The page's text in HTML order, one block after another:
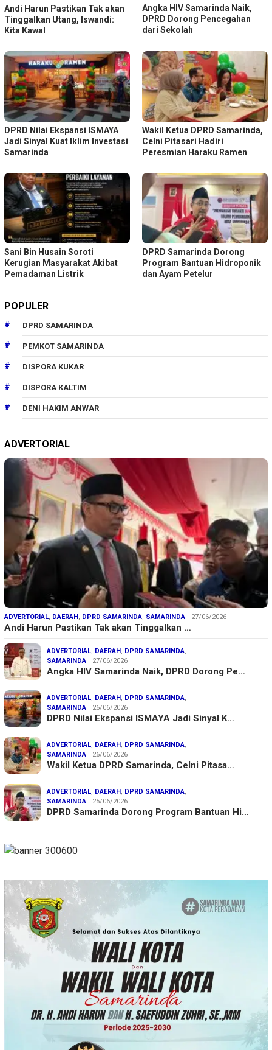
Andi Harun Pastikan Tak akan
Tinggalkan Utang, Iswandi:
Kita Kawal
Angka HIV Samarinda Naik,
DPRD Dorong Pencegahan
dari Sekolah
DPRD Nilai Ekspansi ISMAYA
Jadi Sinyal Kuat Iklim Investasi
Samarinda
Wakil Ketua DPRD Samarinda,
Celni Pitasari Hadiri
Peresmian Haraku Ramen
Sani Bin Husain Soroti
Kerugian Masyarakat Akibat
Pemadaman Listrik
DPRD Samarinda Dorong
Program Bantuan Hidroponik
dan Ayam Petelur
POPULER
DPRD SAMARINDA
PEMKOT SAMARINDA
DISPORA KUKAR
DISPORA KALTIM
DENI HAKIM ANWAR
ADVERTORIAL
ADVERTORIAL, DAERAH, DPRD SAMARINDA, SAMARINDA 27/06/2026
Andi Harun Pastikan Tak akan Tinggalkan …
ADVERTORIAL, DAERAH, DPRD SAMARINDA,
SAMARINDA
27/06/2026
Angka HIV Samarinda Naik, DPRD Dorong Pe…
ADVERTORIAL, DAERAH, DPRD SAMARINDA,
SAMARINDA
26/06/2026
DPRD Nilai Ekspansi ISMAYA Jadi Sinyal K…
ADVERTORIAL, DAERAH, DPRD SAMARINDA,
SAMARINDA
26/06/2026
Wakil Ketua DPRD Samarinda, Celni Pitasa…
ADVERTORIAL, DAERAH, DPRD SAMARINDA,
SAMARINDA
25/06/2026
DPRD Samarinda Dorong Program Bantuan Hi…